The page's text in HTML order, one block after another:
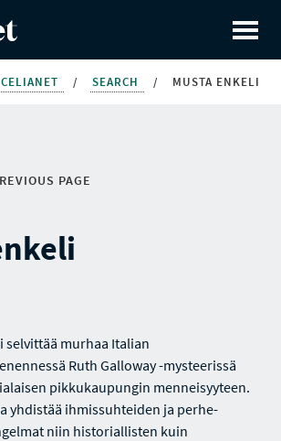
CELIANET / SEARCH / MUSTA ENKELI
PAGE
murhaa Italian
Ruth Galloway -mysteerissä
pikkukaupungin menneisyyteen.
yhdistää ihmissuhteiden ja perhe-
niin historiallisten kuin